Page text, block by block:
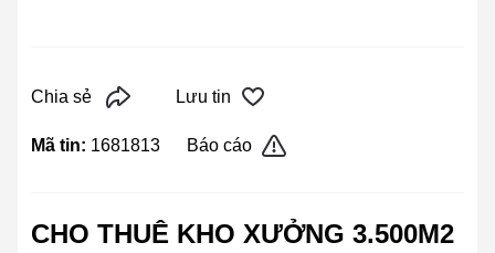
Chia sẻ Lưu tin
Mã tin: 1681813 Báo cáo
CHO THUÊ KHO XƯỞNG 3.500M2